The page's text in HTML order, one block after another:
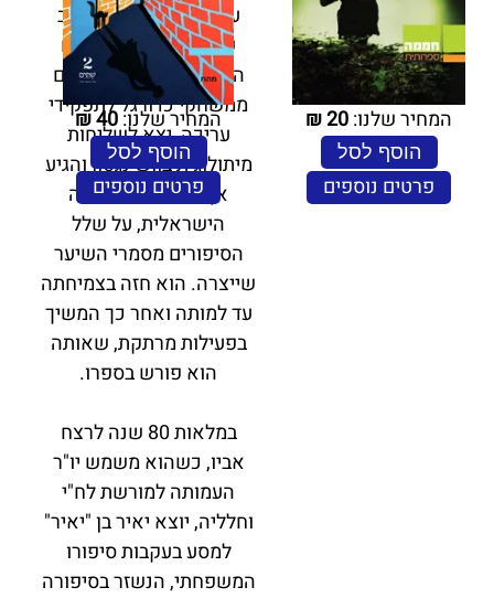
עקב בצד אגודל השתלב
שטרן בעיתונות ובעולם
התקשורת, עבר מדיווחים
ממשחקי כדורגל לתפקידי
עריכה, יצא לשליחות
מיתולוגית בוושינגטון והגיע
אף לניהול הטלוויזיה
הישראלית, על שלל
הסיפורים מסמרי השיער
שייצרה. הוא חזה בצמיחתה
עד למותה ואחר כך המשיך
בפעילות מרתקת, שאותה
הוא פורש בספרו.
במלאות 80 שנה לרצח
אביו, כשהוא משמש יו"ר
העמותה למורשת לח"י
וחלליה, יוצא יאיר בן "יאיר"
למסע בעקבות סיפורו
המשפחתי, הנשזר בסיפורה
המחיר שלנו:20
₪
הוסף לסל
פרטים נוספים
המחיר שלנו:40
₪
הוסף לסל
פרטים נוספים